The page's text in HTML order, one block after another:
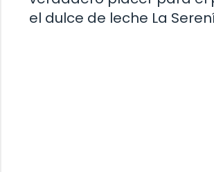
el dulce de leche La